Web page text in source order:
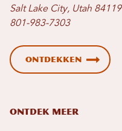
Salt Lake City, Utah 84119
801-983-7303
Ontdekken
ONTDEK MEER